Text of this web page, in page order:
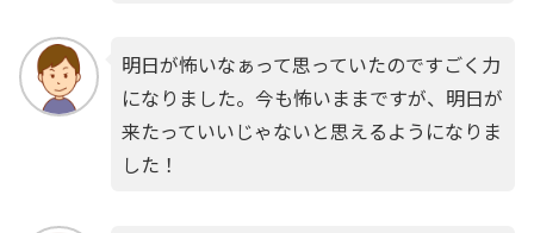
明日が怖いなぁって思っていたのですごく力
になりました。今も怖いままですが、明日が
来たっていいじゃないと思えるようになりま
した！